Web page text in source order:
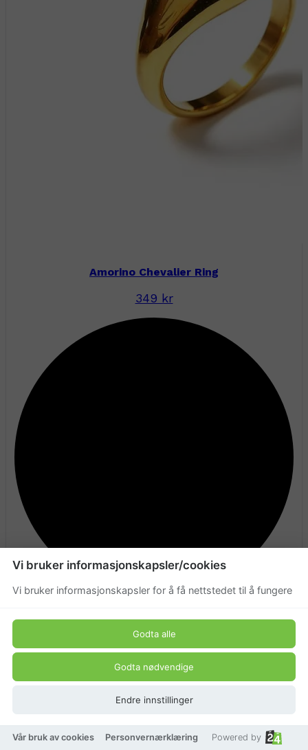
Amorino Chevalier Ring
349 kr
Vi bruker informasjonskapsler/cookies
Vi bruker informasjonskapsler for å få nettstedet til å fungere
Godta alle
Godta nødvendige
Endre innstillinger
Vår bruk av cookies Personvernærklæring Powered by